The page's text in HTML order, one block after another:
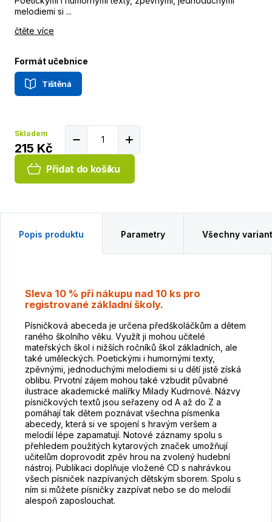
melodiemi si ...
čtěte více
Formát učebnice
Tištěná
Skladem
215 Kč
Přidat do košíku
Popis produktu Parametry Všechny
Sleva 10 % při nákupu nad 10 ks pro
registrované základní školy.
Písničková abeceda je určena předškoláčkům a dětem
raného školního věku. Využít ji mohou učitelé
mateřských škol i nižších ročníků škol základních, ale
také uměleckých. Poetickými i humornými texty,
zpěvnými, jednoduchými melodiemi si u dětí jistě získá
oblibu. Prvotní zájem mohou také vzbudit půvabné
ilustrace akademické malířky Milady Kudrnové. Názvy
písničkových textů jsou seřazeny od A až do Z a
pomáhají tak dětem poznávat všechna písmenka
abecedy, která si ve spojení s hravým veršem a
melodií lépe zapamatují. Notové záznamy spolu s
přehledem použitých kytarových značek umožňují
učitelům doprovodit zpěv hrou na zvolený hudební
nástroj. Publikaci doplňuje vložené CD s nahrávkou
všech písniček nazpívaných dětským sborem. Spolu s
ním si můžete písničky zazpívat nebo se do melodií
alespoň zaposlouchat.